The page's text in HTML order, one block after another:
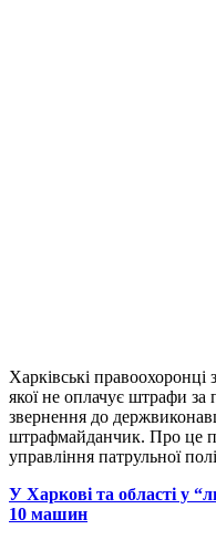
Харківські
якої не оплачує штрафи
звернення до
штрафмайданчик. Про це
управління патрульної
У Харкові та області у
10 машин